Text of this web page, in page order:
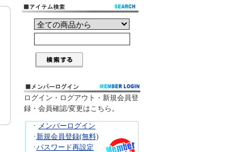
ログイン・ログアウト・新規会員登
録・会員確認/変更はこちら。
･ メンバーログイン
･新規会員登録(無料)
･パスワード再設定